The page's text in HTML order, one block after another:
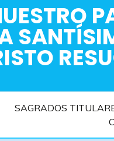
SAGRADOS